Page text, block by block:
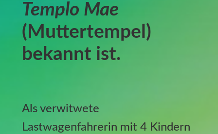
Templo Mae
(Muttertempel)
bekannt ist.
Als verwitwete
Lastwagenfahrerin mit 4 Kindern